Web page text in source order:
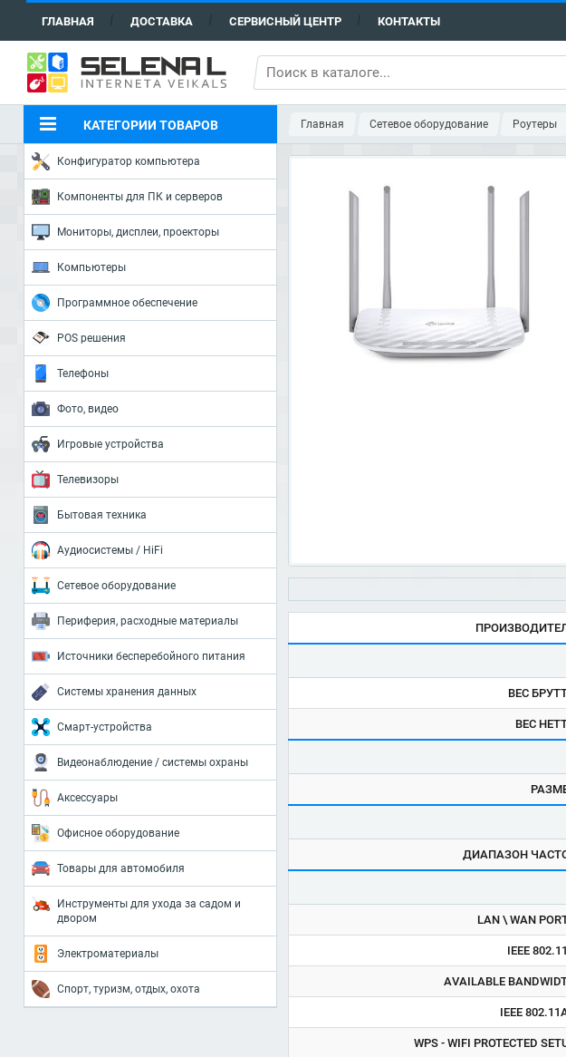
ГЛАВНАЯ ДОСТАВКА СЕРВИСНЫЙ ЦЕНТР КОНТАКТЫ
КАТЕГОРИИ ТОВАРОВ Главная Сетевое оборудование Роутеры
Конфигуратор компьютера
Компоненты для ПК и серверов
Мониторы, дисплеи, проекторы
Компьютеры
Программное обеспечение
POS решения
Телефоны
Фото, видео
Игровые устройства
Телевизоры
Бытовая техника
Аудиосистемы / HiFi
Сетевое оборудование
Периферия, расходные материалы
Источники бесперебойного питания
Системы хранения данных
Смарт-устройства
Видеонаблюдение / системы охраны
Аксессуары
Офисное оборудование
Товары для автомобиля
Инструменты для ухода за садом и
двором
Электроматериалы
Спорт, туризм, отдых, охота
ВЕС
ВЕС
ДИАПАЗОН
LAN \ WAN
IEEE
AVAILABLE
IEEE
WPS - WIFI PROTECTED